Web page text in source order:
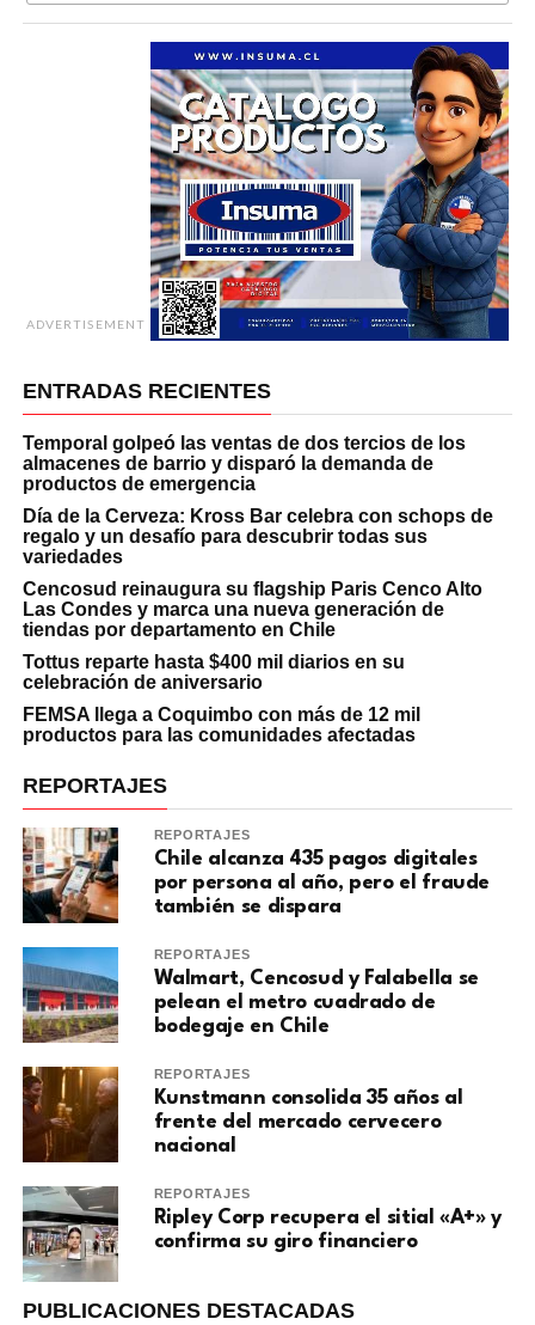
ADVERTISEMENT
ENTRADAS RECIENTES
Temporal golpeó las ventas de dos tercios de los
almacenes de barrio y disparó la demanda de
productos de emergencia
Día de la Cerveza: Kross Bar celebra con schops de
regalo y un desafío para descubrir todas sus
variedades
Cencosud reinaugura su flagship Paris Cenco Alto
Las Condes y marca una nueva generación de
tiendas por departamento en Chile
Tottus reparte hasta $400 mil diarios en su
celebración de aniversario
FEMSA llega a Coquimbo con más de 12 mil
productos para las comunidades afectadas
REPORTAJES
REPORTAJES
Chile alcanza 435 pagos digitales
por persona al año, pero el fraude
también se dispara
REPORTAJES
Walmart, Cencosud y Falabella se
pelean el metro cuadrado de
bodegaje en Chile
REPORTAJES
Kunstmann consolida 35 años al
frente del mercado cervecero
nacional
REPORTAJES
Ripley Corp recupera el sitial «A+» y
confirma su giro financiero
PUBLICACIONES DESTACADAS